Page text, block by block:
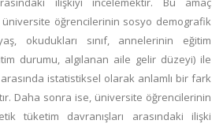
öğrencilerinin sosyo demografik
okudukları sınıf, annelerinin eğitim
durumu, algılanan aile gelir düzeyi) ile
istatistiksel olarak anlamlı bir fark
Daha sonra ise, üniversite öğrencilerinin
tüketim davranışları arasındaki ilişki